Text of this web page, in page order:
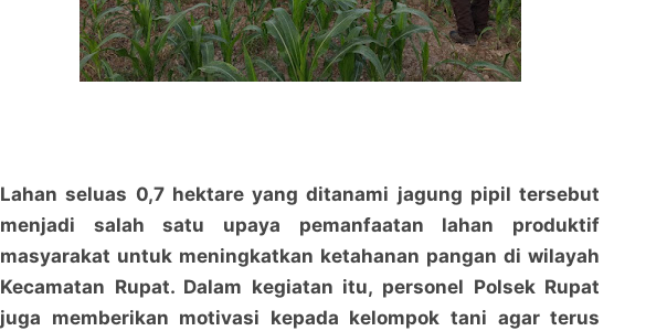
penaraja.com
Bagikan ke media lain
Lahan seluas 0,7 hektare yang ditanami jagung pipil tersebut
menjadi salah satu upaya pemanfaatan lahan produktif
masyarakat untuk meningkatkan ketahanan pangan di wilayah
Kecamatan Rupat. Dalam kegiatan itu, personel Polsek Rupat
juga memberikan motivasi kepada kelompok tani agar terus
penaraja.com
Bagikan ke media lain